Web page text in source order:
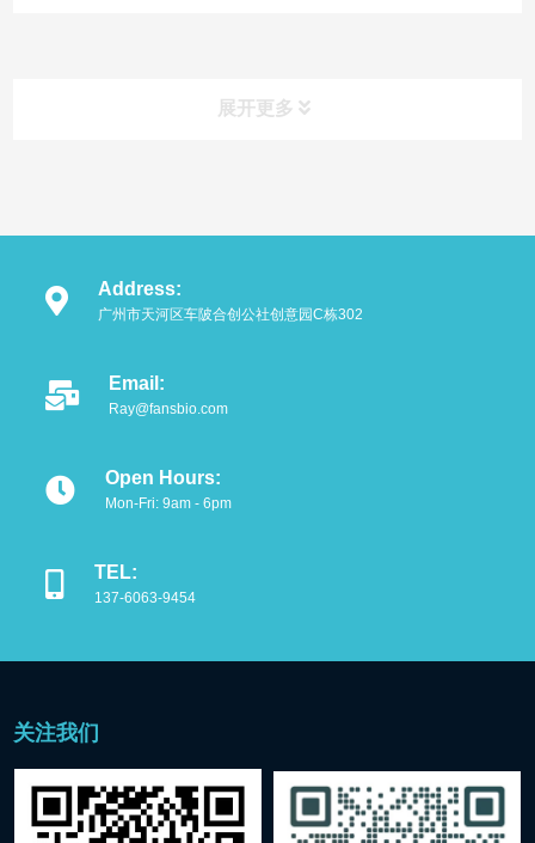
展开更多
产品类别 Product
抗体
细胞培养相关
免疫组化试剂
分子生物试剂
细胞
小型仪器
Address:
广州市天河区车陂合创公社创意园C栋302
Email:
Ray@fansbio.com
Open Hours:
Mon-Fri: 9am - 6pm
TEL:
137-6063-9454
关注我们